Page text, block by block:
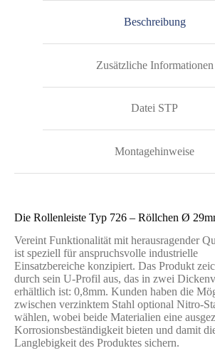
Beschreibung
Zusätzliche Informationen
Datei STP
Montagehinweise
Die Rollenleiste Typ 726 – Röllchen Ø
Vereint Funktionalität mit herausragender
ist speziell für anspruchsvolle industrielle
Einsatzbereiche konzipiert. Das Produkt
durch sein U-Profil aus, das in zwei
erhältlich ist: 0,8mm. Kunden haben die
zwischen verzinktem Stahl optional Nitro-
wählen, wobei beide Materialien eine
Korrosionsbeständigkeit bieten und damit
Langlebigkeit des Produktes sichern.